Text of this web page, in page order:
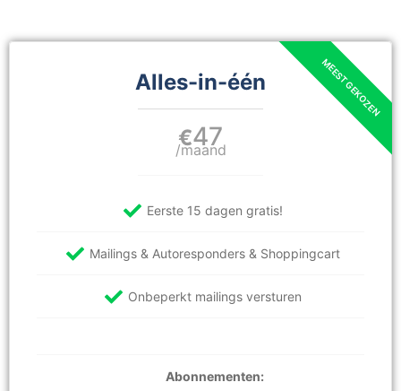
Alles-in-één
€47
/maand
Eerste 15 dagen gratis!
Mailings & Autoresponders & Shoppingcart
Onbeperkt mailings versturen
Abonnementen: